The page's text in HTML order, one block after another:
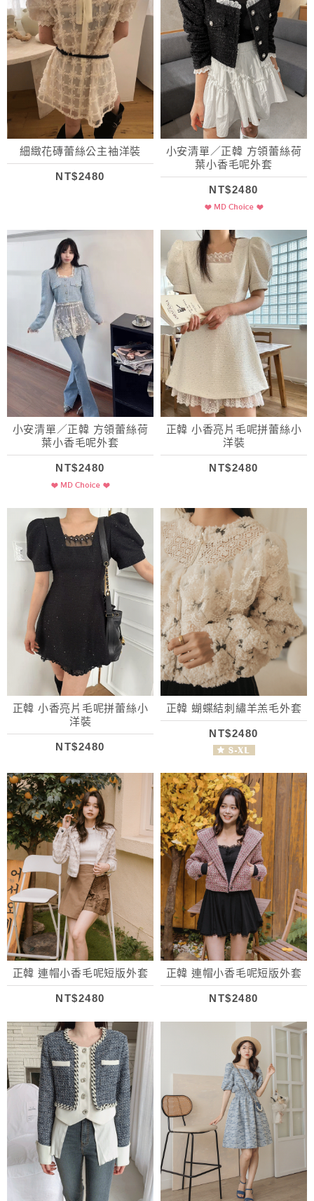
細緻花磚蕾絲公主袖洋裝
NT$2480
小安清單／正韓 方領蕾絲荷
葉小香毛呢外套
NT$2480
小安清單／正韓 方領蕾絲荷
葉小香毛呢外套
NT$2480
正韓 小香亮片毛呢拼蕾絲小
洋裝
NT$2480
正韓 小香亮片毛呢拼蕾絲小
洋裝
NT$2480
正韓 蝴蝶結刺繡羊羔毛外套
NT$2480
正韓 連帽小香毛呢短版外套
NT$2480
正韓 連帽小香毛呢短版外套
NT$2480